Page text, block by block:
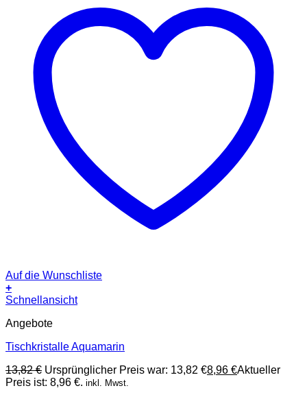
Auf die Wunschliste
+
Schnellansicht
Angebote
Tischkristalle Aquamarin
13,82€ Ursprünglicher Preis war: 13,82 €8,96 €Aktueller
Preis ist: 8,96 €. inkl. Mwst.